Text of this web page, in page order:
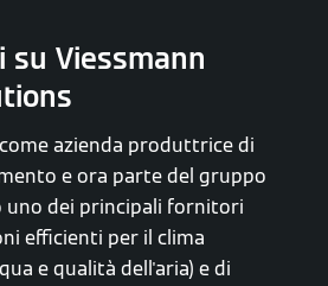
su Viessmann
azienda produttrice di
e ora parte del gruppo
uno dei principali fornitori
efficienti per il clima
e qualità dell'aria) e di